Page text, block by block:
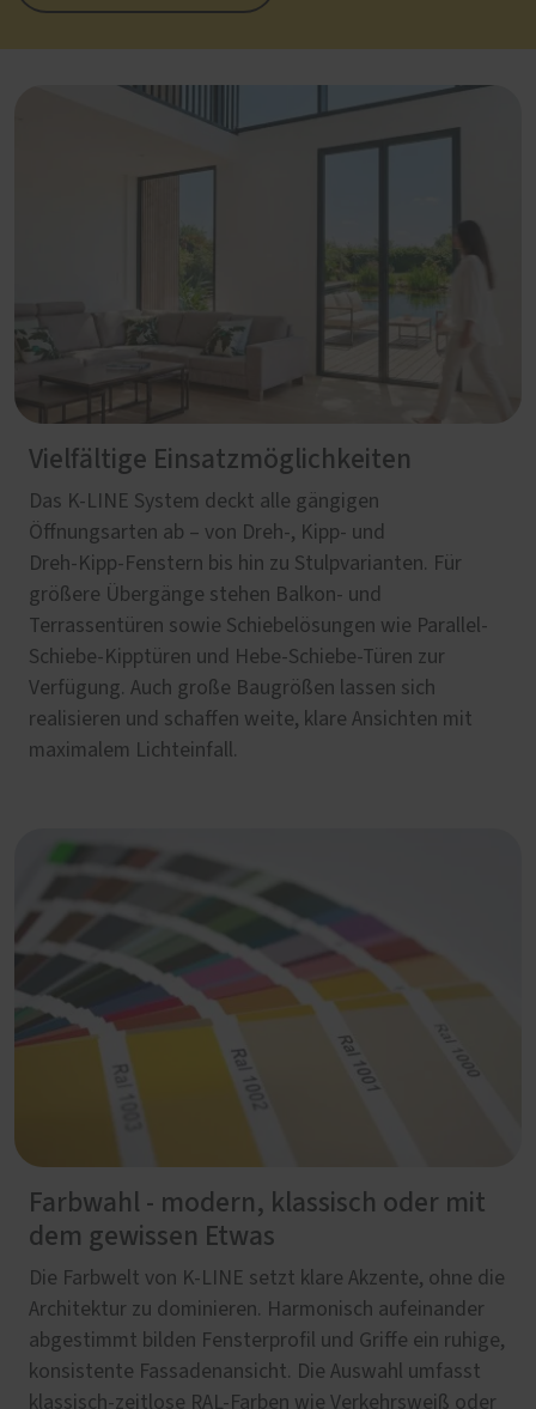
Vielfältige Einsatzmöglichkeiten
Das K-LINE System deckt alle gängigen
Öffnungsarten ab – von Dreh‑, Kipp‑ und
Dreh‑Kipp‑Fenstern bis hin zu Stulpvarianten. Für
größere Übergänge stehen Balkon‑ und
Terrassentüren sowie Schiebelösungen wie Parallel-
Schiebe-Kipptüren und Hebe-Schiebe-Türen zur
Verfügung. Auch große Baugrößen lassen sich
realisieren und schaffen weite, klare Ansichten mit
maximalem Lichteinfall.
Farbwahl - modern, klassisch oder mit
dem gewissen Etwas
Die Farbwelt von K-LINE setzt klare Akzente, ohne die
Architektur zu dominieren. Harmonisch aufeinander
abgestimmt bilden Fensterprofil und Griffe ein ruhige,
konsistente Fassadenansicht. Die Auswahl umfasst
klassisch-zeitlose RAL-Farben wie Verkehrsweiß oder